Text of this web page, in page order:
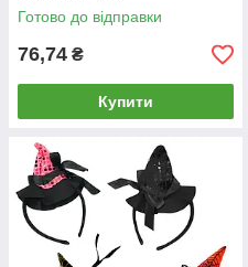
Готово до відправки
76,74 ₴
Купити